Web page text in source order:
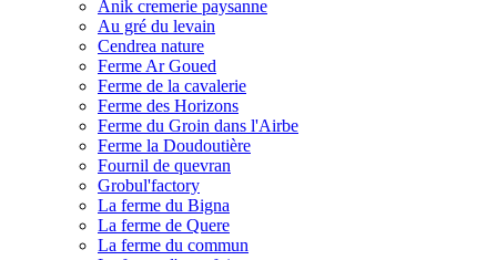
Anik cremerie paysanne
Au gré du levain
Cendrea nature
Ferme Ar Goued
Ferme de la cavalerie
Ferme des Horizons
Ferme du Groin dans l'Airbe
Ferme la Doudoutière
Fournil de quevran
Grobul'factory
La ferme du Bigna
La ferme de Quere
La ferme du commun